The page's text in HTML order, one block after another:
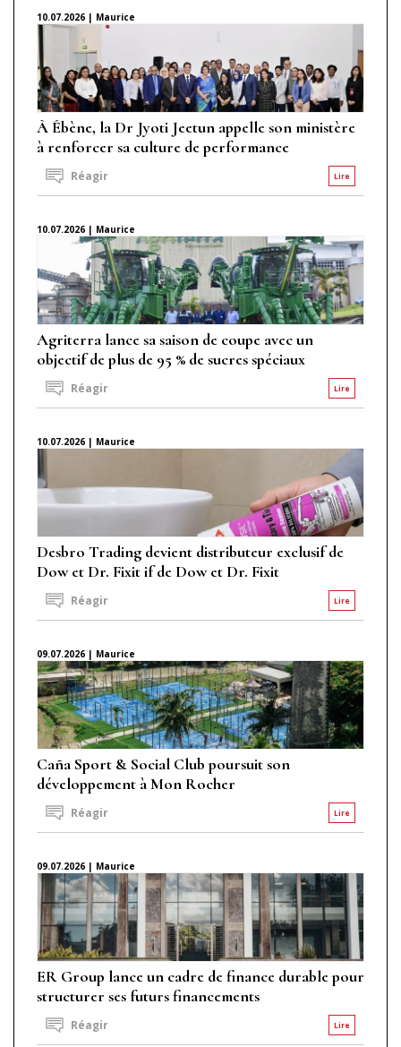
10.07.2026 | Maurice
À Ébène, la Dr Jyoti Jeetun appelle son ministère
à renforcer sa culture de performance
Lire
Réagir
10.07.2026 | Maurice
Agriterra lance sa saison de coupe avec un
objectif de plus de 95 % de sucres spéciaux
Lire
Réagir
10.07.2026 | Maurice
Desbro Trading devient distributeur exclusif de
Dow et Dr. Fixit if de Dow et Dr. Fixit
Lire
Réagir
09.07.2026 | Maurice
Caña Sport & Social Club poursuit son
développement à Mon Rocher
Lire
Réagir
09.07.2026 | Maurice
ER Group lance un cadre de finance durable pour
structurer ses futurs financements
Lire
Réagir